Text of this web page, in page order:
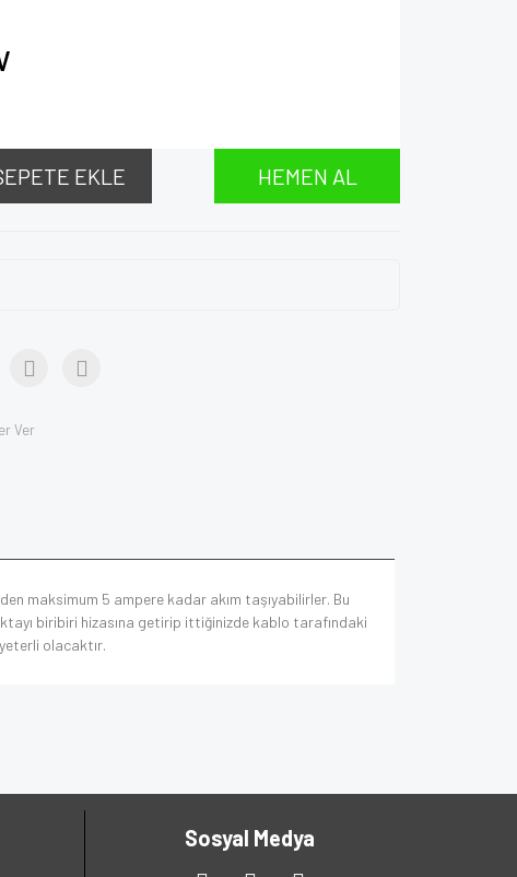
EKLE HEMEN AL
Ver
maksimum 5 ampere kadar akım taşıyabilirler. Bu
biribiri hizasına getirip ittiğinizde kablo tarafındaki
olacaktır.
Sosyal Medya